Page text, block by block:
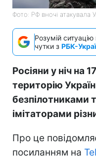
Фото: РФ вночі атакувала
Розумій
чутки з РБК-
Росіяни у ніч на
територію
безпілотниками
імітаторами
Про це
посиланням на